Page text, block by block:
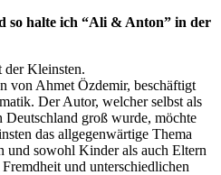
so halte ich “Ali & Anton” in der
der Kleinsten.
von Ahmet Özdemir, beschäftigt
Der Autor, welcher selbst als
groß wurde, möchte
das allgegenwärtige Thema
und sowohl Kinder als auch Eltern
und unterschiedlichen